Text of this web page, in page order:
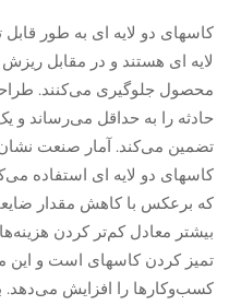
کاسهای دو لایه ای به طور
لایه ای هستند و در مقابل
محصول جلوگیری می‌کنند.
حادثه را به حداقل می‌رساند و
تضمین می‌کند. آمار صنعت
کاسهای دو لایه ای استفاده
که برعکس با کاهش مقدار
بیشتر معادل کم‌تر کردن
تمیز کردن کاسهای است و این
کسب‌وکارها را افزایش می‌دهد.